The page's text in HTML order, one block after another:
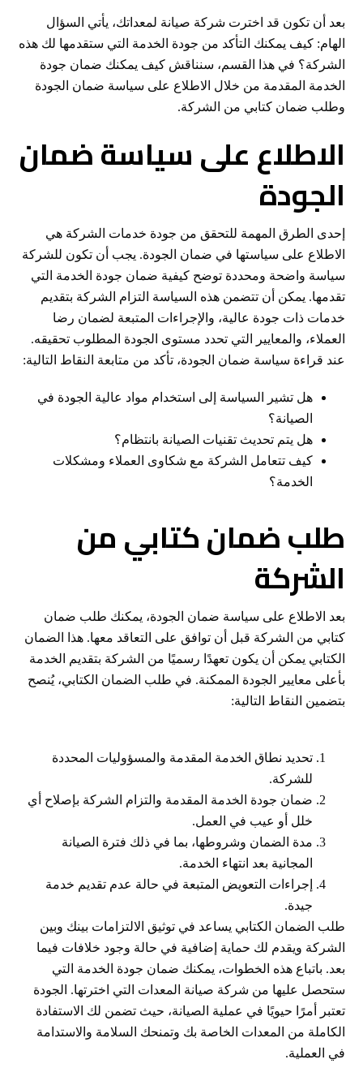
بعد أن تكون قد اخترت شركة صيانة لمعداتك، يأتي السؤال
الهام: كيف يمكنك التأكد من جودة الخدمة التي ستقدمها لك هذه
الشركة؟ في هذا القسم، سنناقش كيف يمكنك ضمان جودة
الخدمة المقدمة من خلال الاطلاع على سياسة ضمان الجودة
وطلب ضمان كتابي من الشركة.
الاطلاع على سياسة ضمان
الجودة
إحدى الطرق المهمة للتحقق من جودة خدمات الشركة هي
الاطلاع على سياستها في ضمان الجودة. يجب أن تكون للشركة
سياسة واضحة ومحددة توضح كيفية ضمان جودة الخدمة التي
تقدمها. يمكن أن تتضمن هذه السياسة التزام الشركة بتقديم
خدمات ذات جودة عالية، والإجراءات المتبعة لضمان رضا
العملاء، والمعايير التي تحدد مستوى الجودة المطلوب تحقيقه.
عند قراءة سياسة ضمان الجودة، تأكد من متابعة النقاط التالية:
هل تشير السياسة إلى استخدام مواد عالية الجودة في
الصيانة؟
هل يتم تحديث تقنيات الصيانة بانتظام؟
كيف تتعامل الشركة مع شكاوى العملاء ومشكلات
الخدمة؟
طلب ضمان كتابي من
الشركة
بعد الاطلاع على سياسة ضمان الجودة، يمكنك طلب ضمان
كتابي من الشركة قبل أن توافق على التعاقد معها. هذا الضمان
الكتابي يمكن أن يكون تعهدًا رسميًا من الشركة بتقديم الخدمة
بأعلى معايير الجودة الممكنة. في طلب الضمان الكتابي، يُنصح
بتضمين النقاط التالية:
تحديد نطاق الخدمة المقدمة والمسؤوليات المحددة
للشركة.
ضمان جودة الخدمة المقدمة والتزام الشركة بإصلاح أي
خلل أو عيب في العمل.
مدة الضمان وشروطها، بما في ذلك فترة الصيانة
المجانية بعد انتهاء الخدمة.
إجراءات التعويض المتبعة في حالة عدم تقديم خدمة
جيدة.
طلب الضمان الكتابي يساعد في توثيق الالتزامات بينك وبين
الشركة ويقدم لك حماية إضافية في حالة وجود خلافات فيما
بعد. باتباع هذه الخطوات، يمكنك ضمان جودة الخدمة التي
ستحصل عليها من شركة صيانة المعدات التي اخترتها. الجودة
تعتبر أمرًا حيويًا في عملية الصيانة، حيث تضمن لك الاستفادة
الكاملة من المعدات الخاصة بك وتمنحك السلامة والاستدامة
في العملية.